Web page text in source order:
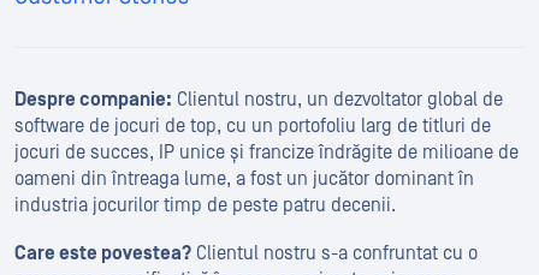
Despre companie: Clientul nostru, un dezvoltator global de
software de jocuri de top, cu un portofoliu larg de titluri de
jocuri de succes, IP unice și francize îndrăgite de milioane de
oameni din întreaga lume, a fost un jucător dominant în
industria jocurilor timp de peste patru decenii.
Care este povestea? Clientul nostru s-a confruntat cu o